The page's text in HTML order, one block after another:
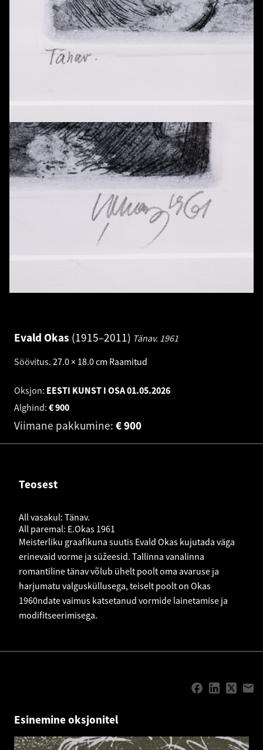
Evald Okas 1915–2011 Tänav. 1961
Söövitus. 27.0 × 18.0 cm Raamitud
Oksjon: EESTI KUNST I OSA01.05.2026
Alghind:
900
€
Viimane pakkumine: 900
€
Teosest
All vasakul: Tänav.
All paremal: E.Okas 1961
Meisterliku graafikuna suutis Evald Okas kujutada väga
erinevaid vorme ja süžeesid. Tallinna vanalinna
romantiline tänav võlub ühelt poolt oma avaruse ja
harjumatu valgusküllusega, teiselt poolt on Okas
1960ndate vaimus katsetanud vormide lainetamise ja
modifitseerimisega.
Esinemine oksjonitel